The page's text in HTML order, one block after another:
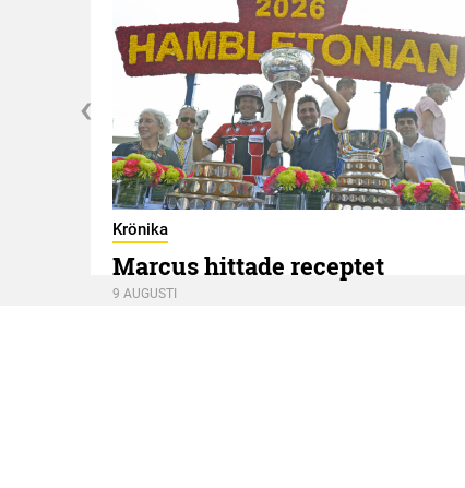
Krönika
Marcus hittade receptet
9 AUGUSTI